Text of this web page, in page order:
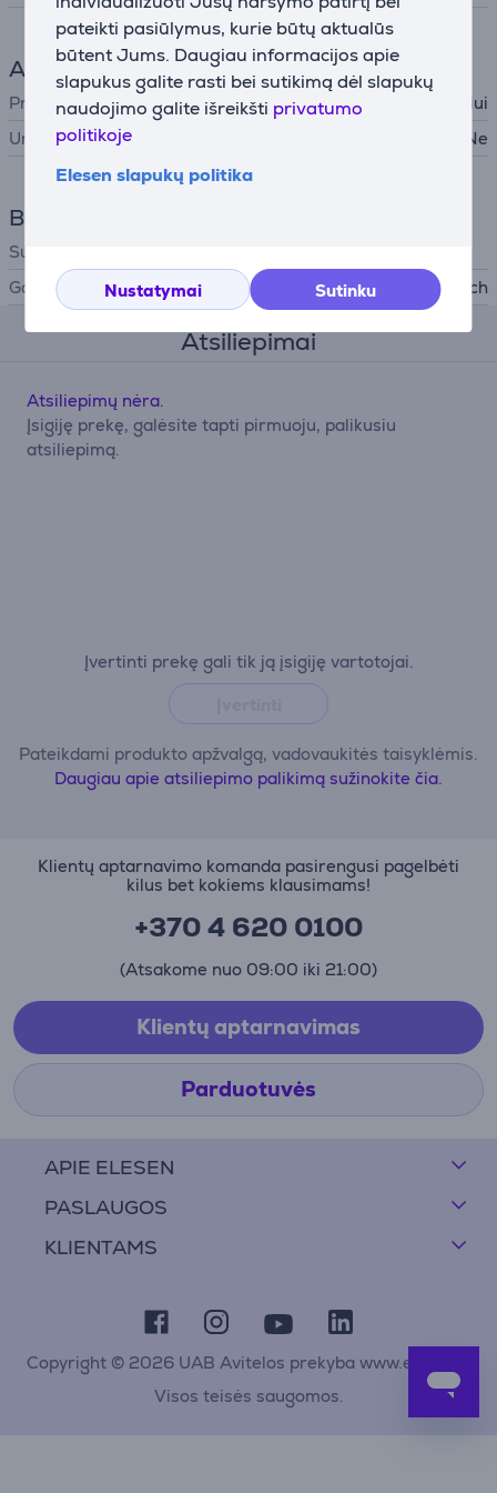
pateikti pasiūlymus, kurie būtų aktualūs
būtent Jums. Daugiau informacijos apie
slapukus galite rasti bei sutikimą dėl slapukų
naudojimo galite išreikšti privatumo
politikoje
Elesen slapukų politika
Nustatymai Sutinku
Aksesuaras
Priedo tipas
Gartraukiui
Universalus
Ne
Bendri parametrai
Suderinama su
Gamintojas
Bosch
Atsiliepimai
Įvertinti prekę gali tik ją įsigiję vartotojai.
Pateikdami produkto apžvalgą, vadovaukitės taisyklėmis.
Daugiau apie atsiliepimo palikimą sužinokite čia.
Atsiliepimų nėra.
Įsigiję prekę, galėsite tapti pirmuoju, palikusiu
atsiliepimą.
APIE ELESEN
PASLAUGOS
KLIENTAMS
Klientų aptarnavimo komanda pasirengusi pagelbėti
kilus bet kokiems klausimams!
+370 4 620 0100
(Atsakome nuo 09:00 iki 21:00)
Klientų aptarnavimas
Parduotuvės
Copyright © 2026 UAB Avitelos prekyba www.elesen.lt
Visos teisės saugomos.